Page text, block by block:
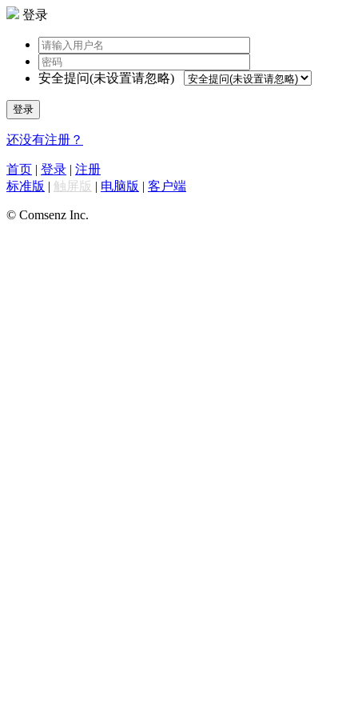
登录
安全提问(未设置请忽略)
登录
还没有注册？
首页 | 登录 | 注册
标准版 | 触屏版 | 电脑版 | 客户端
© Comsenz Inc.